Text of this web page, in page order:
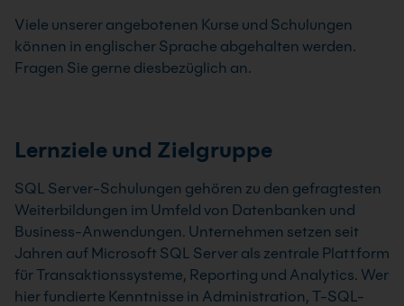
Viele unserer angebotenen Kurse und Schulungen
können in englischer Sprache abgehalten werden.
Fragen Sie gerne diesbezüglich an.
Lernziele und Zielgruppe
SQL Server-Schulungen gehören zu den gefragtesten
Weiterbildungen im Umfeld von Datenbanken und
Business-Anwendungen. Unternehmen setzen seit
Jahren auf Microsoft SQL Server als zentrale Plattform
für Transaktionssysteme, Reporting und Analytics. Wer
hier fundierte Kenntnisse in Administration, T-SQL-